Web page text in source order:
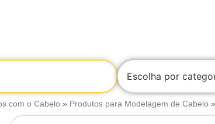
Escolha por
com o Cabelo » Produtos para Modelagem de Cabelo »